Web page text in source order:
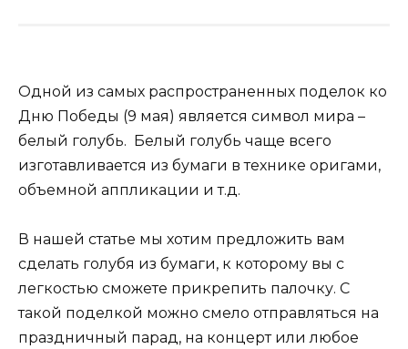
Одной из самых распространенных поделок ко
Дню Победы (9 мая) является символ мира –
белый голубь. Белый голубь чаще всего
изготавливается из бумаги в технике оригами,
объемной аппликации и т.д.
В нашей статье мы хотим предложить вам
сделать голубя из бумаги, к которому вы с
легкостью сможете прикрепить палочку. С
такой поделкой можно смело отправляться на
праздничный парад, на концерт или любое